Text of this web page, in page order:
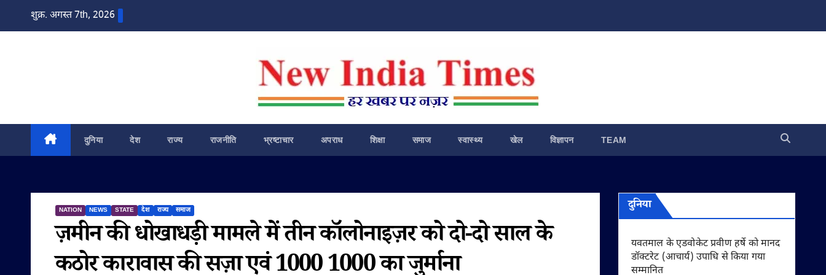
शुक्र. अगस्त 7th, 2026
दुनिया देश राज्य राजनीति भ्रष्टाचार अपराध शिक्षा समाज स्वास्थ्य खेल विज्ञापन TEAM
NATION NEWS STATE देश राज्य समाज
ज़मीन की धोखाधड़ी मामले में तीन कॉलोनाइज़र को दो-दो साल के
कठोर कारावास की सज़ा एवं 1000 1000 का जुर्माना
दुनिया
यवतमाल के एडवोकेट प्रवीण हर्षे को मानद
डॉक्टरेट (आचार्य) उपाधि से किया गया
सम्मानित